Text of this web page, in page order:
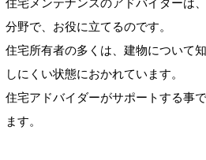
分野で、お役に立てるのです。
住宅所有者の多くは、建物について
しにくい状態におかれています。
住宅アドバイダーがサポートする事
ます。